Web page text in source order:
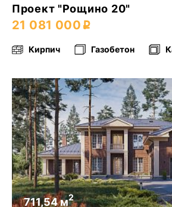
Проект "Рощино 20"
21 081 000
Кирпич Газобетон
711,54 м2